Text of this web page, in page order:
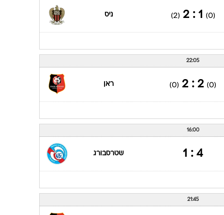
(0)
1 : 2
(2) ניס
22:05
(0)
2 : 2
(0) ראן
16:00
4 : 1 שטרסבורג
21:45